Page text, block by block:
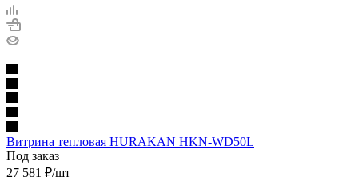
Витрина тепловая HURAKAN HKN-WD50L
Под заказ
27 581 ₽/шт